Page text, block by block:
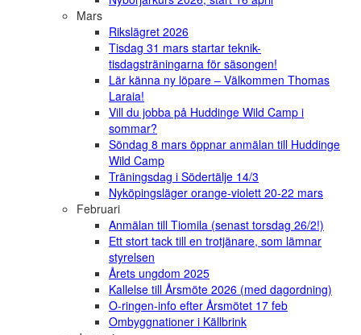
Mars
Rikslägret 2026
Tisdag 31 mars startar teknik-
tisdagsträningarna för säsongen!
Lär känna ny löpare – Välkommen Thomas
Laraia!
Vill du jobba på Huddinge Wild Camp i
sommar?
Söndag 8 mars öppnar anmälan till Huddinge
Wild Camp
Träningsdag i Södertälje 14/3
Nyköpingsläger orange-violett 20-22 mars
Februari
Anmälan till Tiomila (senast torsdag 26/2!)
Ett stort tack till en trotjänare, som lämnar
styrelsen
Årets ungdom 2025
Kallelse till Årsmöte 2026 (med dagordning)
O-ringen-info efter Årsmötet 17 feb
Ombyggnationer i Källbrink